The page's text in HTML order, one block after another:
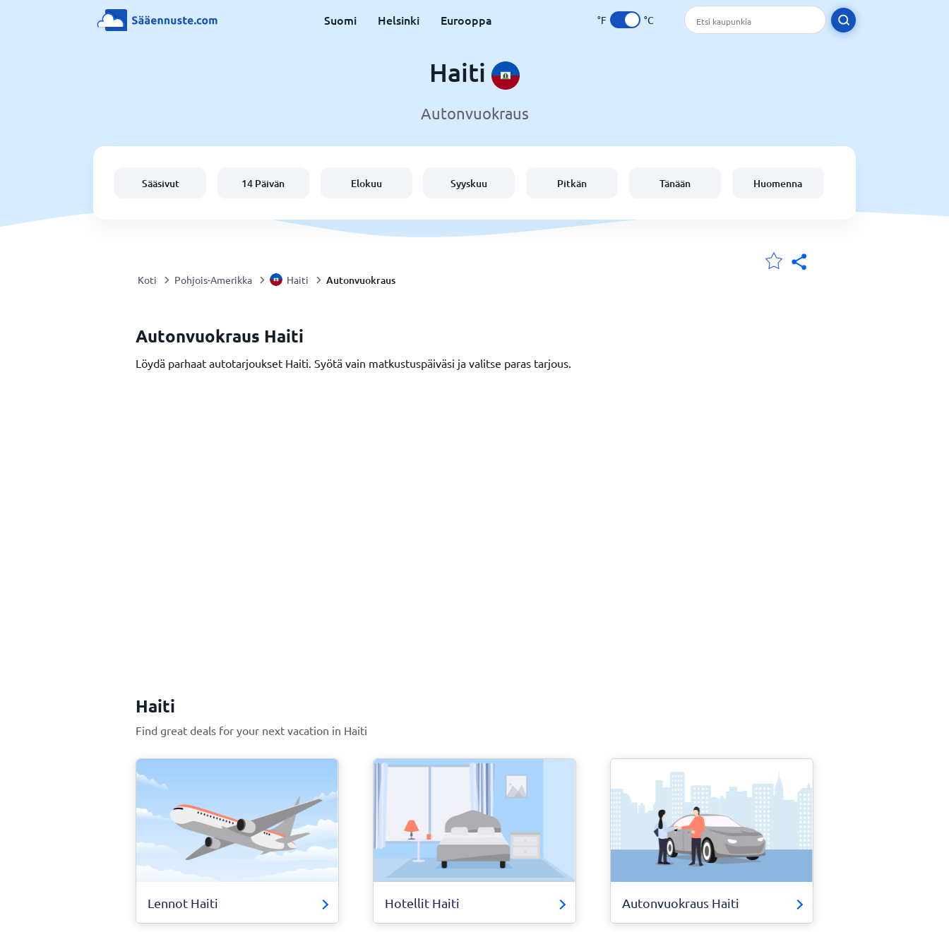
Suomi Helsinki Eurooppa °F °C
Haiti
Autonvuokraus
Sääsivut 14 Päivän Elokuu Syyskuu Pitkän Tänään Huomenna
Koti Pohjois-Amerikka Haiti Autonvuokraus
Autonvuokraus Haiti
Löydä parhaat autotarjoukset Haiti. Syötä vain matkustuspäiväsi ja valitse paras tarjous.
Haiti
Find great deals for your next vacation in Haiti
Lennot Haiti Hotellit Haiti Autonvuokraus Haiti